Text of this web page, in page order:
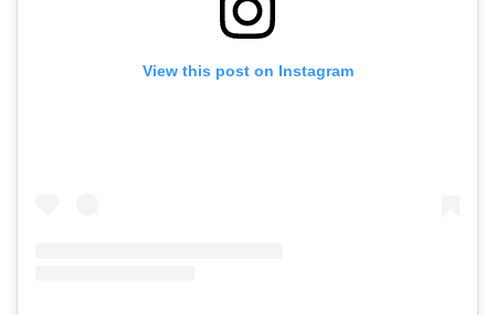
View this post on Instagram